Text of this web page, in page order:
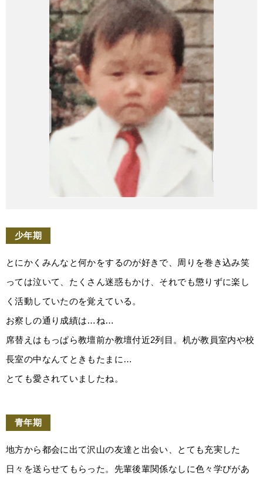
少年期
とにかくみんなと何かをするのが好きで、周りを巻き込み笑
っては泣いて、たくさん迷惑もかけ、それでも懲りずに楽し
く活動していたのを覚えている。
お察しの通り成績は…ね…
席替えはもっぱら教壇前か教壇付近2列目。机が教員室内や校
長室の中なんてときもたまに…
とても愛されていましたね。
青年期
地方から都会に出て沢山の友達と出会い、とても充実した
日々を送らせてもらった。先輩後輩関係なしに色々学びがあ